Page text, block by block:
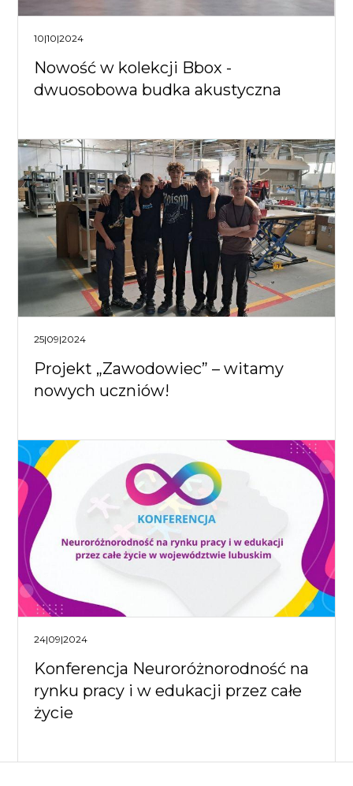
10|10|2024
Nowość w kolekcji Bbox -
dwuosobowa budka akustyczna
25|09|2024
Projekt „Zawodowiec” – witamy
nowych uczniów!
24|09|2024
Konferencja Neuroróżnorodność na
rynku pracy i w edukacji przez całe
życie